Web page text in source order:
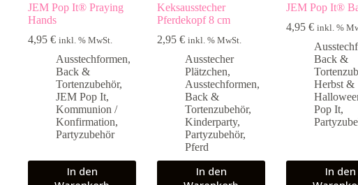
JEM Pop It® Praying
Hands
4,95 € inkl. % MwSt.
Ausstechformen,
Back &
Tortenzubehör,
JEM Pop It,
Kommunion /
Konfirmation,
Partyzubehör
In den
Keksausstecher
Pferdekopf 8 cm
2,95 € inkl. % MwSt.
Ausstecher
Plätzchen,
Ausstechformen,
Back &
Tortenzubehör,
Kinderparty,
Partyzubehör,
Pferd
In den
JEM Pop It®
4,95 € inkl. %
Back &
Herbst &
Pop It,
In den